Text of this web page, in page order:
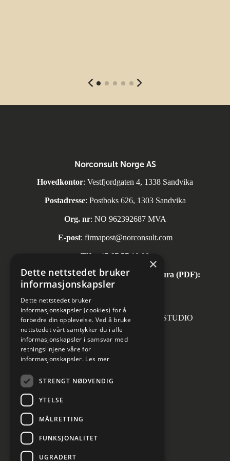
Norconsult Norge AS
Hovedkontor: Vestfjordgaten 4, 1338 Sandvika
Postadresse: Postboks 626, 1303 Sandvika
Org. nr: NO 962392687 MVA
E-post: firmapost@norconsult.com
Tlf: +47 67 57 10 00
Automatisk mottak av inngående faktura (PDF):
invoice.no@norconsult.com
Forsidefoto: RASMUS HJORTSHOJ STUDIO
Cookies innstillinger
×
Dette nettstedet bruker
informasjonskapsler
Dette nettstedet bruker
informasjonskapsler (cookies) for å
forbedre din opplevelse. Ved å bruke
nettstedet vårt samtykker du i alle
informasjonskapsler i samsvar med
retningslinjene våre for
informasjonskapsler. Les mer
STRENGT NØDVENDIG
YTELSE
MÅLRETTING
FUNKSJONALITET
UGRADERT